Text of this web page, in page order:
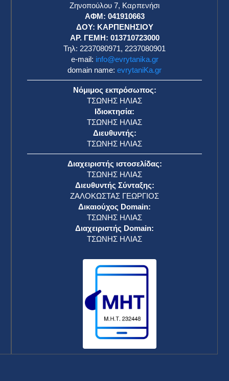
Ζηνοπούλου 7, Καρπενήσι
ΑΦΜ: 041910663
ΔΟΥ: ΚΑΡΠΕΝΗΣΙΟΥ
ΑΡ. ΓΕΜΗ: 013710723000
Τηλ: 2237080971, 2237080901
e-mail: info@evrytanika.gr
domain name: evrytaniKa.gr
Νόμιμος εκπρόσωπος:
ΤΣΩΝΗΣ ΗΛΙΑΣ
Ιδιοκτησία:
ΤΣΩΝΗΣ ΗΛΙΑΣ
Διευθυντής:
ΤΣΩΝΗΣ ΗΛΙΑΣ
Διαχειριστής ιστοσελίδας:
ΤΣΩΝΗΣ ΗΛΙΑΣ
Διευθυντής Σύνταξης:
ΖΑΛΟΚΩΣΤΑΣ ΓΕΩΡΓΙΟΣ
Δικαιούχος Domain:
ΤΣΩΝΗΣ ΗΛΙΑΣ
Διαχειριστής Domain:
ΤΣΩΝΗΣ ΗΛΙΑΣ